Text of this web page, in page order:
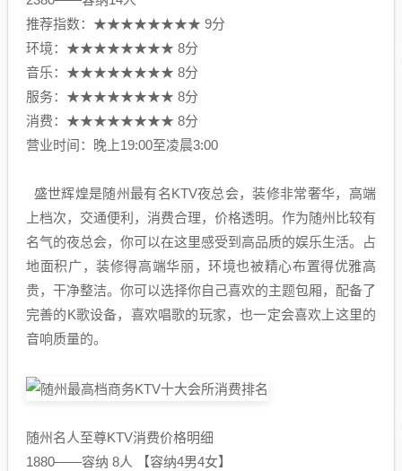
推荐指数：★★★★★★★★ 9分
环境：★★★★★★★★ 8分
音乐：★★★★★★★★ 8分
服务：★★★★★★★★ 8分
消费：★★★★★★★★ 8分
营业时间：晚上19:00至凌晨3:00
盛世辉煌是随州最有名KTV夜总会，装修非常奢华，高端
上档次，交通便利，消费合理，价格透明。作为随州比较有
名气的夜总会，你可以在这里感受到高品质的娱乐生活。占
地面积广，装修得高端华丽，环境也被精心布置得优雅高
贵，干净整洁。你可以选择你自己喜欢的主题包厢，配备了
完善的K歌设备，喜欢唱歌的玩家，也一定会喜欢上这里的
音响质量的。
随州名人至尊KTV消费价格明细
1880——容纳 8人 【容纳4男4女】